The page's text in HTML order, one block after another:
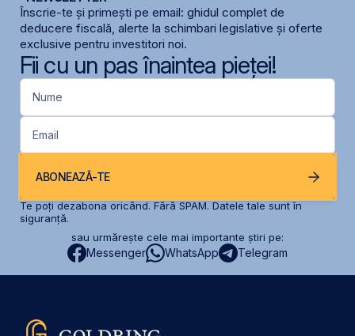
Înscrie-te și primești pe email: ghidul complet de
deducere fiscală, alerte la schimbari legislative și oferte
exclusive pentru investitori noi.
Fii cu un pas înaintea pieței!
Nume
Email
ABONEAZĂ-TE
Te poți dezabona oricând. Fără SPAM. Datele tale sunt în
siguranță.
sau urmărește cele mai importante știri pe:
Messenger WhatsApp Telegram